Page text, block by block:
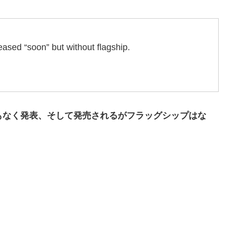
“soon” but without flagship.
く発表、そして発売されるがフラッグシップはな